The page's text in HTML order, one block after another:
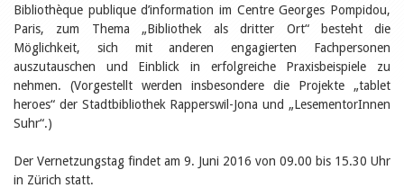
Bibliotheksförderung
Zielpublikum Kinder und
Jugendliche
Einmalige Beiträge
Bibliotheksangebote
Bibliosuisse
Kantonale
Rezensionen
Alle Tags
Bibliothèque publique d’information im Centre Georges Pompidou,
Paris, zum Thema „Bibliothek als dritter Ort“ besteht die
Möglichkeit, sich mit anderen engagierten Fachpersonen
auszutauschen und Einblick in erfolgreiche Praxisbeispiele zu
nehmen. (Vorgestellt werden insbesondere die Projekte „tablet
heroes“ der Stadtbibliothek Rapperswil-Jona und „LesementorInnen
Suhr“.)
Der Vernetzungstag findet am 9. Juni 2016 von 09.00 bis 15.30 Uhr
in Zürich statt.